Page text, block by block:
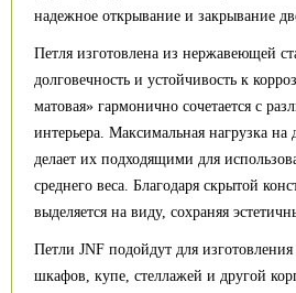
надежное открывание и закрывание
Петля изготовлена из нержавеющей
долговечность и устойчивость к
матовая» гармонично сочетается с
интерьера. Максимальная нагрузка
делает их подходящими для
среднего веса. Благодаря скрытой
выделяется на виду, сохраняя
Петли JNF подойдут для
шкафов, купе, стеллажей и другой